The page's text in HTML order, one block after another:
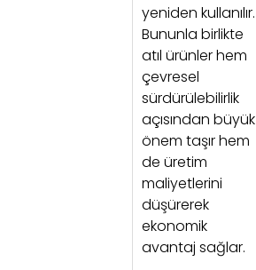
yeniden kullanılır.
Bununla birlikte
atıl ürünler hem
çevresel
sürdürülebilirlik
açısından büyük
önem taşır hem
de üretim
maliyetlerini
düşürerek
ekonomik
avantaj sağlar.